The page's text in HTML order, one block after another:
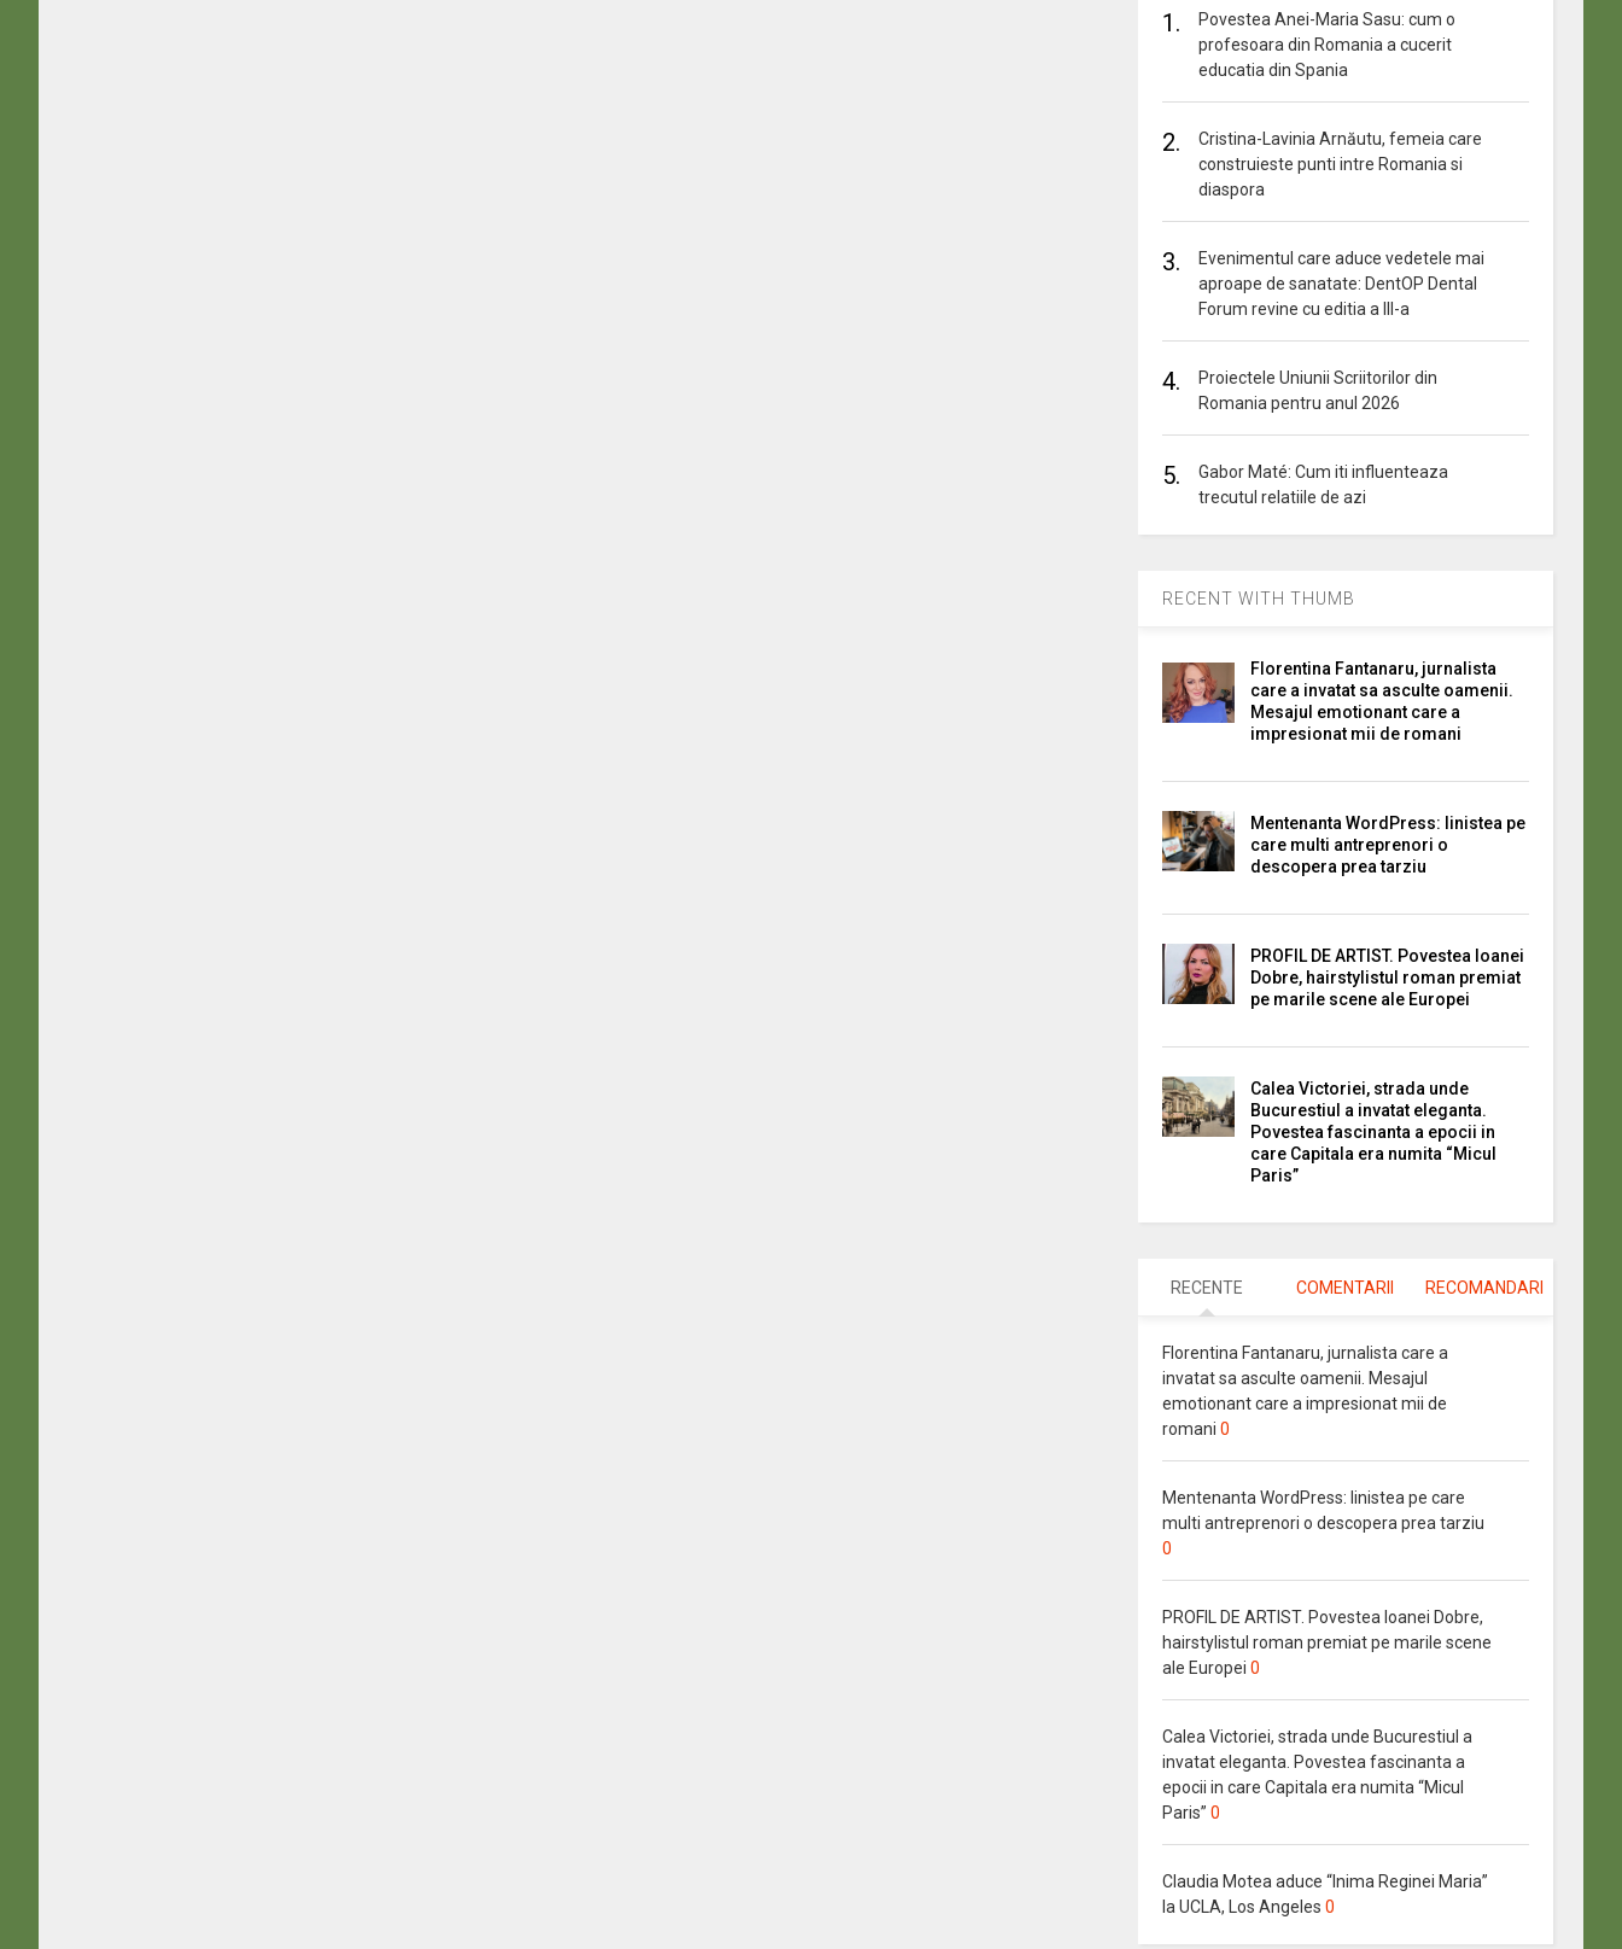
1.
Povestea Anei-Maria Sasu: cum o
profesoara din Romania a cucerit
educatia din Spania
2.
Cristina-Lavinia Arnăutu, femeia care
construieste punti intre Romania si
diaspora
3.
Evenimentul care aduce vedetele mai
aproape de sanatate: DentOP Dental
Forum revine cu editia a III-a
4.
Proiectele Uniunii Scriitorilor din
Romania pentru anul 2026
5.
Gabor Maté: Cum iti influenteaza
trecutul relatiile de azi
RECENT WITH THUMB
Florentina Fantanaru, jurnalista
care a invatat sa asculte oamenii.
Mesajul emotionant care a
impresionat mii de romani
Mentenanta WordPress: linistea pe
care multi antreprenori o
descopera prea tarziu
PROFIL DE ARTIST. Povestea Ioanei
Dobre, hairstylistul roman premiat
pe marile scene ale Europei
Calea Victoriei, strada unde
Bucurestiul a invatat eleganta.
Povestea fascinanta a epocii in
care Capitala era numita “Micul
Paris”
RECENTE COMENTARII RECOMANDARI
Florentina Fantanaru, jurnalista care a
invatat sa asculte oamenii. Mesajul
emotionant care a impresionat mii de
romani 0
Mentenanta WordPress: linistea pe care
multi antreprenori o descopera prea tarziu
0
PROFIL DE ARTIST. Povestea Ioanei Dobre,
hairstylistul roman premiat pe marile scene
ale Europei 0
Calea Victoriei, strada unde Bucurestiul a
invatat eleganta. Povestea fascinanta a
epocii in care Capitala era numita “Micul
Paris” 0
Claudia Motea aduce “Inima Reginei Maria”
la UCLA, Los Angeles 0